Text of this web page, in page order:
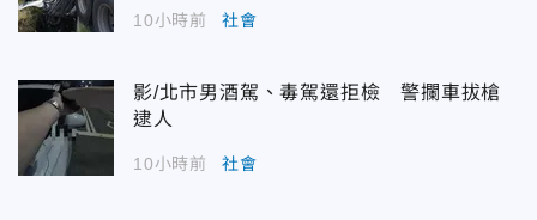
10小時前 社會
影/北市男酒駕、毒駕還拒檢 警攔車拔槍
逮人
10小時前 社會